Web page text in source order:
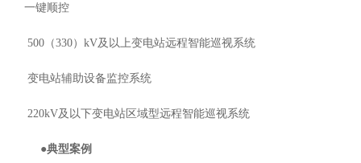
一键顺控
500（330）kV及以上变电站远程智能巡视系统
变电站辅助设备监控系统
220kV及以下变电站区域型远程智能巡视系统
●典型案例